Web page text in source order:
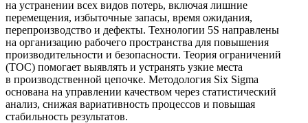
на устранении всех видов потерь, включая лишние
перемещения, избыточные запасы, время ожидания,
перепроизводство и дефекты. Технологии 5S направлены
на организацию рабочего пространства для повышения
производительности и безопасности. Теория ограничений
(ТОС) помогает выявлять и устранять узкие места
в производственной цепочке. Методология Six Sigma
основана на управлении качеством через статистический
анализ, снижая вариативность процессов и повышая
стабильность результатов.